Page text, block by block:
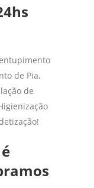
de Pia,
de